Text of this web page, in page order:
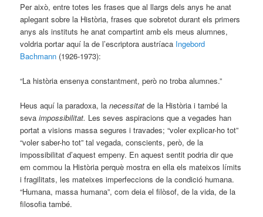
Per això, entre totes les frases que al llargs dels anys he anat
aplegant sobre la Història, frases que sobretot durant els primers
anys als instituts he anat compartint amb els meus alumnes,
voldria portar aquí la de l’escriptora austríaca Ingebord
Bachmann (1926-1973):
“La història ensenya constantment, però no troba alumnes.”
Heus aquí la paradoxa, lanecessitat de la Història i també la
sevaimpossibilitat. Les seves aspiracions que a vegades han
portat a visions massa segures i travades; “voler explicar-ho tot”
“voler saber-ho tot” tal vegada, conscients, però, de la
impossibilitat d’aquest empeny. En aquest sentit podria dir que
em commou la Història perquè mostra en ella els mateixos límits
i fragilitats, les mateixes imperfeccions de la condició humana.
“Humana, massa humana”, com deia el filòsof, de la vida, de la
filosofia també.